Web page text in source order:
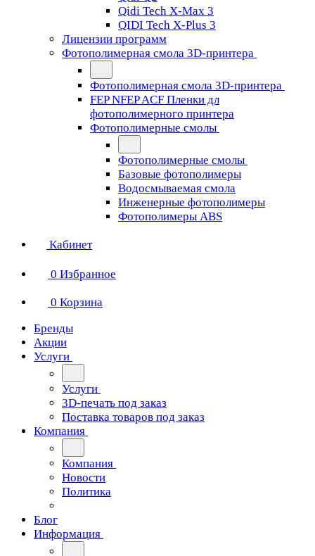
Qidi Tech X-Max 3
QIDI Tech X-Plus 3
Лицензии программ
Фотополимерная смола 3D-принтера
Фотополимерная смола 3D-принтера
FEP NFEP ACF Пленки дл
фотополимерного принтера
Фотополимерные смолы
Фотополимерные смолы
Базовые фотополимеры
Водосмываемая смола
Инженерные фотополимеры
Фотополимеры ABS
Кабинет
0 Избранное
0 Корзина
Бренды
Акции
Услуги
Услуги
3D-печать под заказ
Поставка товаров под заказ
Компания
Компания
Новости
Политика
Блог
Информация